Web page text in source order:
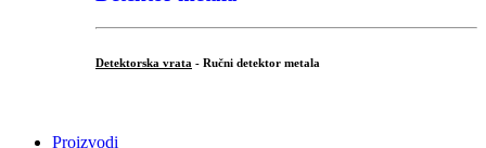
Detektorska vrata - Ručni detektor metala
Proizvodi